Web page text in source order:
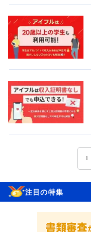
1
注目の特集